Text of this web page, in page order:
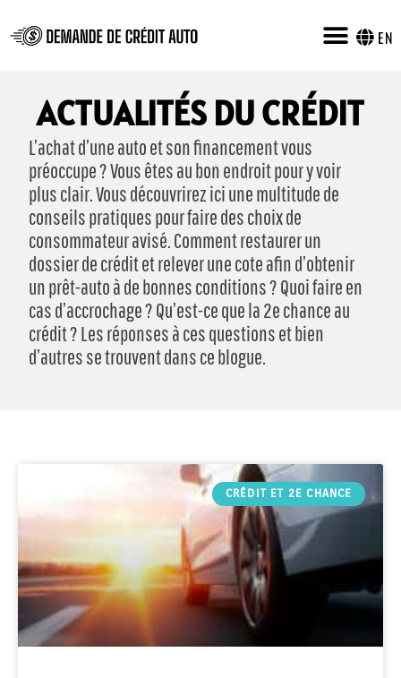
EN
ACTUALITÉS DU CRÉDIT
L’achat d’une auto et son financement vous
préoccupe ? Vous êtes au bon endroit pour y voir
plus clair. Vous découvrirez ici une multitude de
conseils pratiques pour faire des choix de
consommateur avisé. Comment restaurer un
dossier de crédit et relever une cote afin d’obtenir
un prêt-auto à de bonnes conditions ? Quoi faire en
cas d’accrochage ? Qu’est-ce que la 2e chance au
crédit ? Les réponses à ces questions et bien
d’autres se trouvent dans ce blogue.
CRÉDIT ET 2E CHANCE